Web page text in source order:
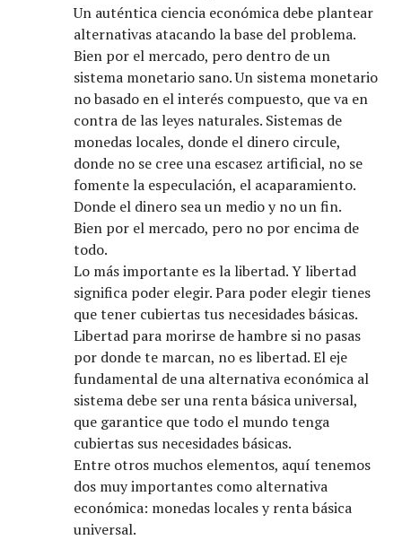
Un auténtica ciencia económica debe plantear
alternativas atacando la base del problema.
Bien por el mercado, pero dentro de un
sistema monetario sano. Un sistema monetario
no basado en el interés compuesto, que va en
contra de las leyes naturales. Sistemas de
monedas locales, donde el dinero circule,
donde no se cree una escasez artificial, no se
fomente la especulación, el acaparamiento.
Donde el dinero sea un medio y no un fin.
Bien por el mercado, pero no por encima de
todo.
Lo más importante es la libertad. Y libertad
significa poder elegir. Para poder elegir tienes
que tener cubiertas tus necesidades básicas.
Libertad para morirse de hambre si no pasas
por donde te marcan, no es libertad. El eje
fundamental de una alternativa económica al
sistema debe ser una renta básica universal,
que garantice que todo el mundo tenga
cubiertas sus necesidades básicas.
Entre otros muchos elementos, aquí tenemos
dos muy importantes como alternativa
económica: monedas locales y renta básica
universal.